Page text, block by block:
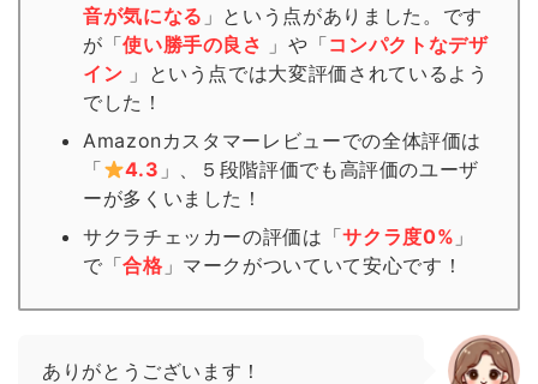
音が気になる 」という点がありました。です
が「使い勝手の良さ 」や「コンパクトなデザ
イン 」という点では大変評価されているよう
でした！
Amazonカスタマーレビューでの全体評価は
「
4.3 」、５段階評価でも高評価のユーザ
ーが多くいました！
サクラチェッカーの評価は「サクラ度0% 」
で「合格 」 マーク がついていて安心です！
ありがとうございます！